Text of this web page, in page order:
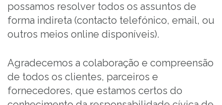
possamos resolver todos os assuntos de
forma indireta (contacto telefónico, email, ou
outros meios online disponíveis).
Agradecemos a colaboração e compreensão
de todos os clientes, parceiros e
fornecedores, que estamos certos do